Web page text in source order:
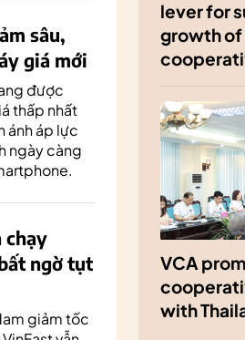
sâu,
giá mới
được
thấp nhất
ánh áp lực
ngày càng
chạy
ngờ tụt
giảm tốc
lever for
growth
VCA
with